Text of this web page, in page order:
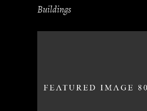
Buildings